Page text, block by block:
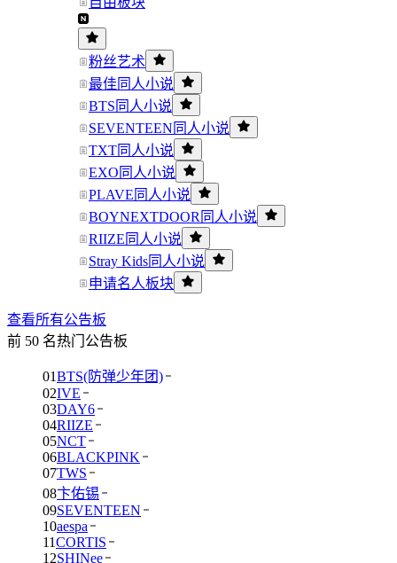
粉丝艺术
最佳同人小说
BTS同人小说
SEVENTEEN同人小说
TXT同人小说
EXO同人小说
PLAVE同人小说
BOYNEXTDOOR同人小说
RIIZE同人小说
Stray Kids同人小说
申请名人板块
查看所有公告板
前 50 名热门公告板
01BTS(防弹少年团)
02IVE
03DAY6
04RIIZE
05NCT
06BLACKPINK
07TWS
08卞佑锡
09SEVENTEEN
10aespa
11CORTIS
12SHINee